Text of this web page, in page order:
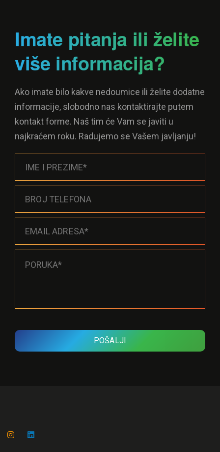
Imate pitanja ili želite
više informacija?
Ako imate bilo kakve nedoumice ili želite dodatne
informacije, slobodno nas kontaktirajte putem
kontakt forme. Naš tim će Vam se javiti u
najkraćem roku. Radujemo se Vašem javljanju!